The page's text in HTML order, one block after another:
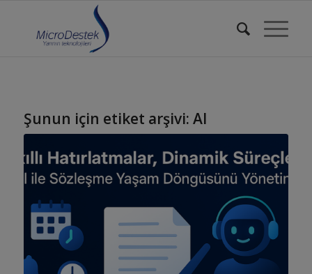
Şunun için etiket arşivi: AI